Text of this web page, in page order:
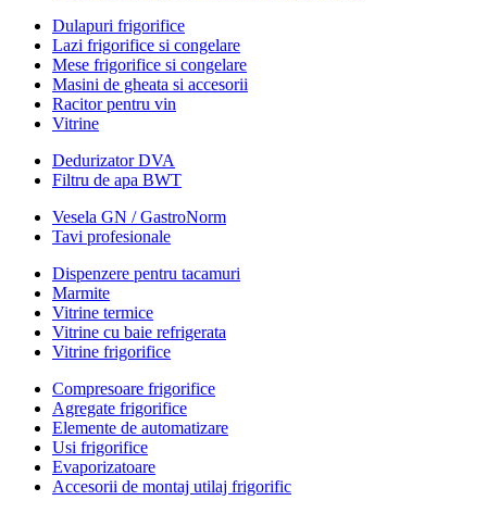
Dulapuri frigorifice
Lazi frigorifice si congelare
Mese frigorifice si congelare
Masini de gheata si accesorii
Racitor pentru vin
Vitrine
Dedurizator DVA
Filtru de apa BWT
Vesela GN / GastroNorm
Tavi profesionale
Dispenzere pentru tacamuri
Marmite
Vitrine termice
Vitrine cu baie refrigerata
Vitrine frigorifice
Compresoare frigorifice
Agregate frigorifice
Elemente de automatizare
Usi frigorifice
Evaporizatoare
Accesorii de montaj utilaj frigorific